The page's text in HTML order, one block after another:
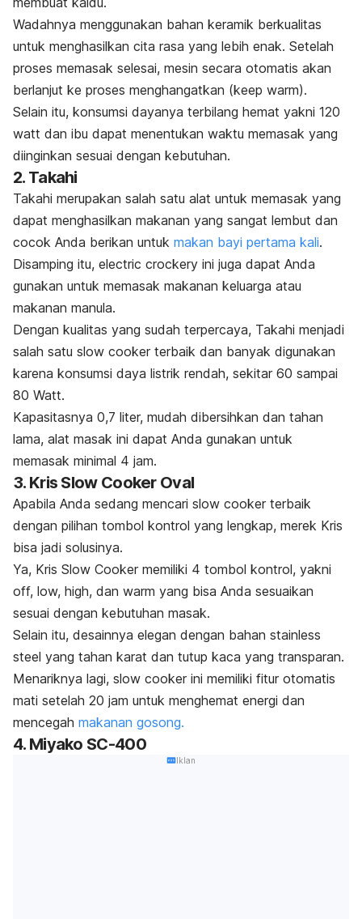
Wadahnya menggunakan bahan keramik berkualitas
untuk menghasilkan cita rasa yang lebih enak. Setelah
proses memasak selesai, mesin secara otomatis akan
berlanjut ke proses menghangatkan (keep warm).
Selain itu, konsumsi dayanya terbilang hemat yakni 120
watt dan ibu dapat menentukan waktu memasak yang
diinginkan sesuai dengan kebutuhan.
2. Takahi
Takahi merupakan salah satu alat untuk memasak yang
dapat menghasilkan makanan yang sangat lembut dan
cocok Anda berikan untuk makan bayi pertama kali.
Disamping itu, electric crockery ini juga dapat Anda
gunakan untuk memasak makanan keluarga atau
makanan manula.
Dengan kualitas yang sudah terpercaya, Takahi menjadi
salah satu slow cooker terbaik dan banyak digunakan
karena konsumsi daya listrik rendah, sekitar 60 sampai
80 Watt.
Kapasitasnya 0,7 liter, mudah dibersihkan dan tahan
lama, alat masak ini dapat Anda gunakan untuk
memasak minimal 4 jam.
3. Kris Slow Cooker Oval
Apabila Anda sedang mencari slow cooker terbaik
dengan pilihan tombol kontrol yang lengkap, merek Kris
bisa jadi solusinya.
Ya, Kris Slow Cooker memiliki 4 tombol kontrol, yakni
off, low, high, dan warm yang bisa Anda sesuaikan
sesuai dengan kebutuhan masak.
Selain itu, desainnya elegan dengan bahan stainless
steel yang tahan karat dan tutup kaca yang transparan.
Menariknya lagi, slow cooker ini memiliki fitur otomatis
mati setelah 20 jam untuk menghemat energi dan
mencegah makanan gosong.
4. Miyako SC-400
Iklan